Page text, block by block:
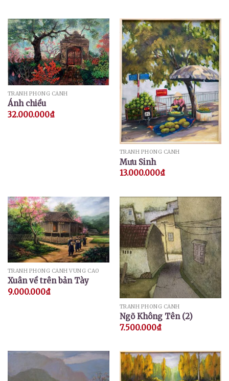
TRANH PHONG CẢNH
Ánh chiều
32.000.000₫
TRANH PHONG CẢNH
Mưu Sinh
13.000.000₫
TRANH PHONG CẢNH VÙNG CAO
Xuân về trên bản Tày
9.000.000₫
TRANH PHONG CẢNH
Ngõ Không Tên (2)
7.500.000₫